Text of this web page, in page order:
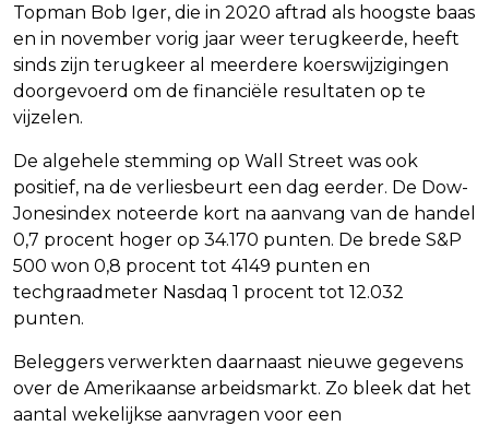
Topman Bob Iger, die in 2020 aftrad als hoogste baas
en in november vorig jaar weer terugkeerde, heeft
sinds zijn terugkeer al meerdere koerswijzigingen
doorgevoerd om de financiële resultaten op te
vijzelen.
De algehele stemming op Wall Street was ook
positief, na de verliesbeurt een dag eerder. De Dow-
Jonesindex noteerde kort na aanvang van de handel
0,7 procent hoger op 34.170 punten. De brede S&P
500 won 0,8 procent tot 4149 punten en
techgraadmeter Nasdaq 1 procent tot 12.032
punten.
Beleggers verwerkten daarnaast nieuwe gegevens
over de Amerikaanse arbeidsmarkt. Zo bleek dat het
aantal wekelijkse aanvragen voor een